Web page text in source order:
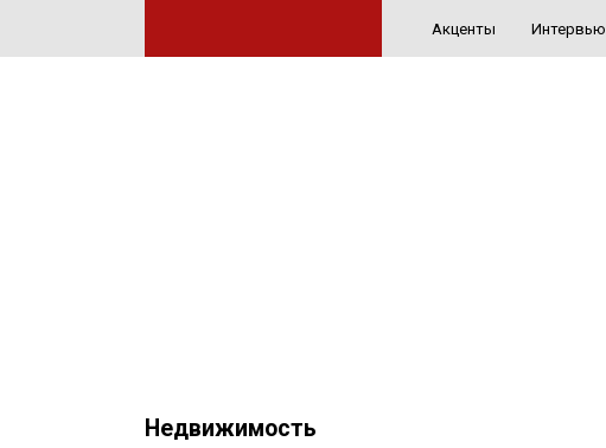
Акценты Интервью
Недвижимость